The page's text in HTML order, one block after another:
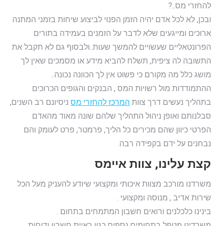
להחזרי מס..?
ובכן, לא לכל אדם יהיה הזמן הפנוי לביצוע שיחות בזמני המתנה
ארוכים ומייגעים שלא לדבר על הזמנים בעמידה בתורים
הפרונטאליים שעשויים להמשך שעות..ולבסוף גם לא תקבל את
התשובה לה ציפית, תשלח להביא מידע או מסמכים שאין לך
מושג כלל מה מקורם כי פשוט אין לך הכוונה נכונה..
ההתמודדות מול רשויות המס , הבנקים והגופים הכרוכים
בתהליך נעשים דרך צוות המרכז להחזרי מס ניסיונם רב השנים,
סבלנותם ואופן ניהול התהליך שלהם שונה מאוד מהאדם
הפרטי כיוון שהם מכירים כל הליך, פרמטר, פרט לעומק והם
נבחנים על ידם בקפידה רבה.
קצת עלינו, צוות איימס
משרדנו מורכב מצוות איכותי ומקצועי שיודע להעניק מעל הכל
שירות אדיב , מנוסה ומקצועי .
בינינו כלכלנים ורואים חשבון המתמחים בתחום .